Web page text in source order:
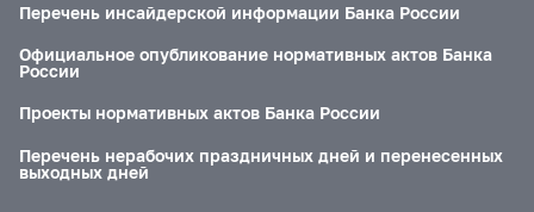
Перечень инсайдерской информации Банка России
Официальное опубликование нормативных актов Банка
России
Проекты нормативных актов Банка России
Перечень нерабочих праздничных дней и перенесенных
выходных дней